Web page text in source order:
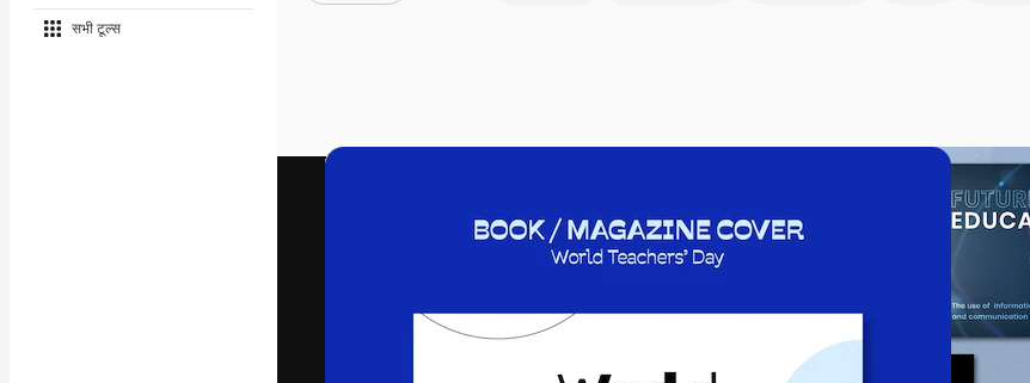
सभी टूल्‍स
वीडियो
क्रिएटिव, एंटरप्राइजेज, एजेंसियों और स्टूडियो में 1
Spaces
एआई इमेज जेनरेटर
Academy
दस्तावेज़ीकरण